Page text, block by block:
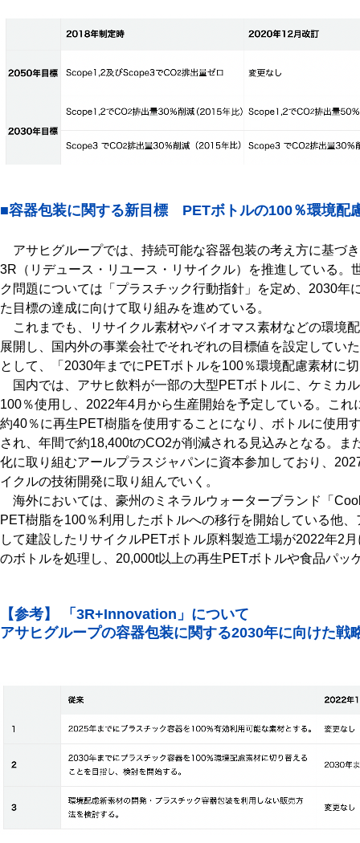
■容器包装に関する新目標 PETボトルの100％環境配
アサヒグループでは、持続可能な容器包装の考え方に基づ
3R（リデュース・リユース・リサイクル）を推進している。
ク問題については「プラスチック行動指針」を定め、2030年
た目標の達成に向けて取り組みを進めている。
これまでも、リサイクル素材やバイオマス素材などの環境
展開し、国内外の事業会社でそれぞれの目標値を設定してい
として、「2030年までにPETボトルを100％環境配慮素材に
国内では、アサヒ飲料が一部の大型PETボトルに、ケミカ
100％使用し、2022年4月から生産開始を予定している。こ
約40％に再生PET樹脂を使用することになり、ボトルに使用
され、年間で約18,400tのCO2が削減される見込みとなる。
化に取り組むアールプラスジャパンに資本参加しており、
イクルの技術開発に取り組んでいく。
海外においては、豪州のミネラルウォーターブランド「
PET樹脂を100％利用したボトルへの移行を開始している他
して建設したリサイクルPETボトル原料製造工場が2022年2
のボトルを処理し、20,000t以上の再生PETボトルや食品パッ
【参考】 「3R+Innovation」について
アサヒグループの容器包装に関する2030年に向けた戦